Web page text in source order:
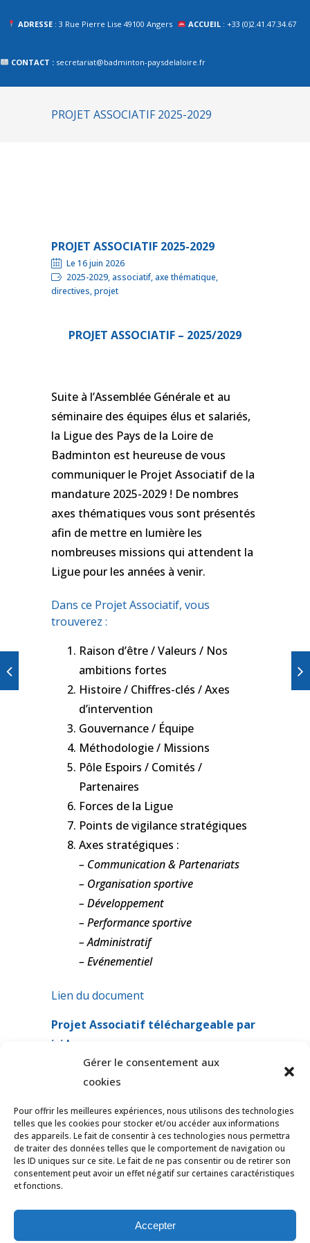
Gérer le consentement aux
cookies
Pour offrir les meilleures expériences, nous utilisons des technologies
telles que les cookies pour stocker et/ou accéder aux informations
des appareils. Le fait de consentir à ces technologies nous permettra
de traiter des données telles que le comportement de navigation ou
les ID uniques sur ce site. Le fait de ne pas consentir ou de retirer son
consentement peut avoir un effet négatif sur certaines caractéristiques
et fonctions.
Accepter
ADRESSE : 3 Rue Pierre Lise 49100 Angers ACCUEIL : +33 (0)2.41.47.34.67
CONTACT : secretariat@badminton-paysdelaloire.fr
PROJET ASSOCIATIF 2025-2029
PROJET ASSOCIATIF 2025-2029
Le 16 juin 2026
2025-2029, associatif, axe thématique,
directives, projet
PROJET ASSOCIATIF – 2025/2029
Suite à l’Assemblée Générale et au
séminaire des équipes élus et salariés,
la Ligue des Pays de la Loire de
Badminton est heureuse de vous
communiquer le Projet Associatif de la
mandature 2025-2029 ! De nombres
axes thématiques vous sont présentés
afin de mettre en lumière les
nombreuses missions qui attendent la
Ligue pour les années à venir.
Dans ce Projet Associatif, vous
trouverez :
Raison d’être / Valeurs / Nos
ambitions fortes
Histoire / Chiffres-clés / Axes
d’intervention
Gouvernance / Équipe
Méthodologie / Missions
Pôle Espoirs / Comités /
Partenaires
Forces de la Ligue
Points de vigilance stratégiques
Axes stratégiques :
– Communication & Partenariats
– Organisation sportive
– Développement
– Performance sportive
– Administratif
– Evénementiel
Lien du document
Projet Associatif téléchargeable par
ici !
la Loire de Badminton -